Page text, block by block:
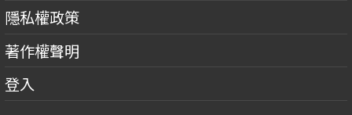
隱私權政策
著作權聲明
登入